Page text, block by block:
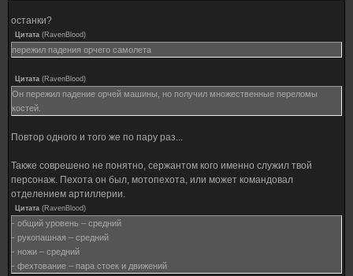
останки?
Цитата (RavenBlood)
пережил падения орчего самолета
Цитата (RavenBlood)
Он пережил падение орчей машины, но получил множественные переломы
костей.
Повтор одного и того же по пару раз...
Также соврешено не понятно, сержантом кого именно служил твой
персонаж. Пехота он был, мотопехота, или может командовал
отделением артиллерии.
Цитата (RavenBlood)
- общий уровень – средний
- рукопашная – средний
- ножи – средний
- фехтование – пара стоек и движений